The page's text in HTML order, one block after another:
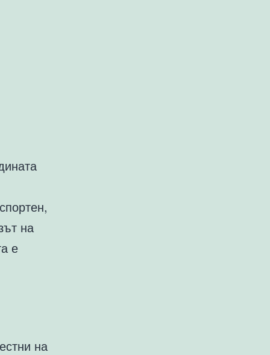
на
е
на